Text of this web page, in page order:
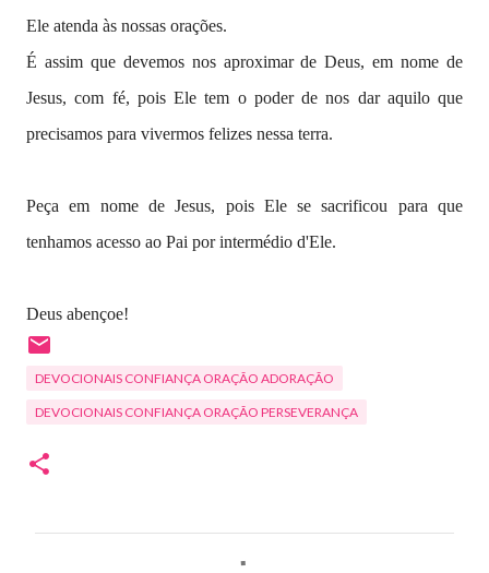
Ele atenda às nossas orações.
É assim que devemos nos aproximar de Deus, em nome de
Jesus, com fé, pois Ele tem o poder de nos dar aquilo que
precisamos para vivermos felizes nessa terra.
Peça em nome de Jesus, pois Ele se sacrificou para que
tenhamos acesso ao Pai por intermédio d'Ele.
Deus abençoe!
DEVOCIONAIS CONFIANÇA ORAÇÃO ADORAÇÃO
DEVOCIONAIS CONFIANÇA ORAÇÃO PERSEVERANÇA